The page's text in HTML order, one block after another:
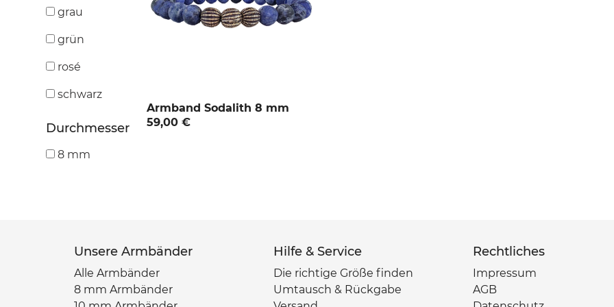
grau
grün
rosé
schwarz
Durchmesser
8 mm
Armband Sodalith 8 mm
59,00 €
Unsere Armbänder
Alle Armbänder
8 mm Armbänder
Hilfe & Service
Die richtige Größe finden
Umtausch & Rückgabe
Rechtliches
Impressum
AGB